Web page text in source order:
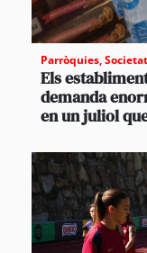
Parròquies,Societat
Els
demanda
en un juliol